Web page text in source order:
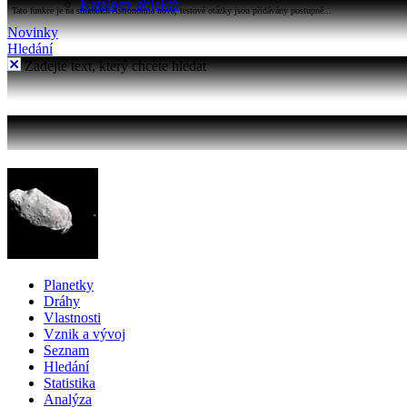
Katalogy objektů
Tato funkce je na stránkách Astronomia nová, testové otázky jsou přidávány postupně...
Novinky
Hledání
Zadejte text, který chcete hledat
Planetky
Dráhy
Vlastnosti
Vznik a vývoj
Seznam
Hledání
Statistika
Analýza